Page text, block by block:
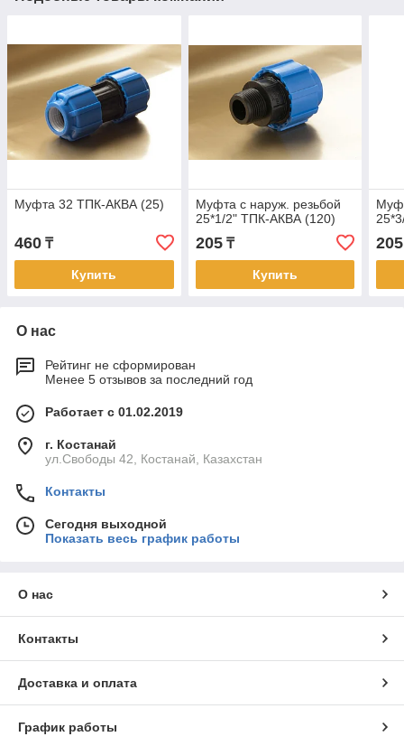
Муфта 32 ТПК-АКВА (25)
460 ₸
Купить
Муфта с наруж. резьбой
25*1/2" ТПК-АКВА (120)
205₸
Купить
205
О нас
Рейтинг не сформирован
Менее 5 отзывов за последний год
Работает с 01.02.2019
г. Костанай
ул.Свободы 42, Костанай, Казахстан
Контакты
Сегодня выходной
Показать весь график работы
О нас
Контакты
Доставка и оплата
График работы